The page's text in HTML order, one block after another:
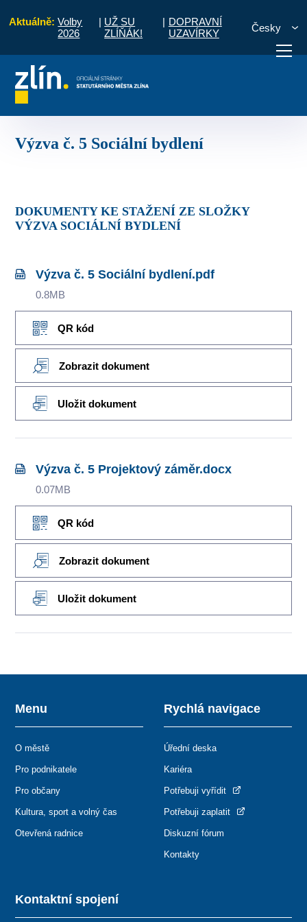
Aktuálně: Volby
2026
| UŽ SU
ZLÍŇÁK!
| DOPRAVNÍ
UZAVÍRKY
Česky
vyřídit Potřebuji zaplatit
Výzva č. 5 Sociální bydlení
DOKUMENTY KE STAŽENÍ ZE SLOŽKY
VÝZVA SOCIÁLNÍ BYDLENÍ
Výzva č. 5 Sociální bydlení.pdf
0.8MB
QR kód
Zobrazit dokument
Uložit dokument
Výzva č. 5 Projektový záměr.docx
0.07MB
QR kód
Zobrazit dokument
Uložit dokument
Kontaktní spojení
Menu
O městě
Pro podnikatele
Pro občany
Kultura, sport a volný čas
Otevřená radnice
Rychlá navigace
Úřední deska
Kariéra
Potřebuji vyřídit
Potřebuji zaplatit
Diskuzní fórum
Kontakty